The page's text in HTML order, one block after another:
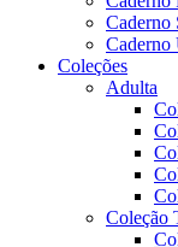
Caderno
Caderno
Coleções
Adulta
Coleção